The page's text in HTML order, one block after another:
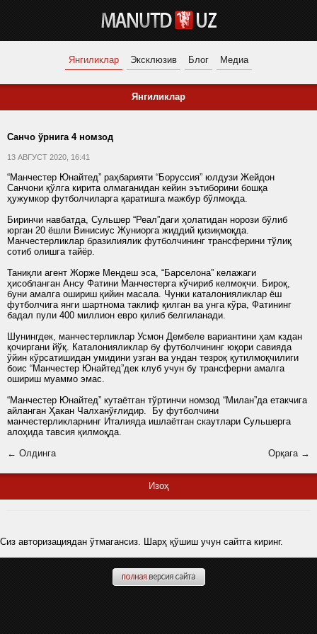
Янгиликлар Эксклюзив Блог Медиа
Янгиликлар
Санчо ўрнига 4 номзод
13 АВГУСТ 2020, 16:41
“Манчестер Юнайтед” раҳбарияти “Боруссия” юлдузи Жейдон
Санчони қўлга кирита олмаганидан кейин эътиборини бошқа
ҳужумкор футболчиларга қаратишга мажбур бўлмоқда.
Биринчи навбатда, Сульшер “Реал”даги ҳолатидан норози бўлиб
юрган 20 ёшли Винисиус Жуниорга жиддий қизиқмоқда.
Манчестерликлар бразилиялик футболчининг трансферини тўлиқ
сотиб олишга тайёр.
Таниқли агент Жорже Мендеш эса, “Барселона” келажаги
ҳисобланган Ансу Фатини Манчестерга кўчириб келмоқчи. Бироқ,
буни амалга ошириш қийин масала. Чунки каталонияликлар ёш
футболчига янги шартнома таклиф қилган ва унга кўра, Фатининг
бадал пули 400 миллион евро қилиб белгиланади.
Шунингдек, манчестерликлар Усмон Дембеле вариантини ҳам кздан
қочиргани йўқ. Каталонияликлар бу футболчининг юқори савияда
ўйин кўрсатишидан умидини узган ва ундан тезроқ қутилмоқчилиги
боис “Манчестер Юнайтед”дек клуб учун бу трансферни амалга
ошириш муаммо эмас.
“Манчестер Юнайтед” кутаётган тўртинчи номзод “Милан”да етакчига
айланган Ҳакан Чалханўғлидир. Бу футболчини
манчестерликларнинг Италияда ишлаётган скаутлари Сульшерга
алоҳида тавсия қилмоқда.
← Олдинга
Орқага →
Изоҳ
Сиз авторизациядан ўтмагансиз. Шарҳ қўшиш учун сайтга киринг.